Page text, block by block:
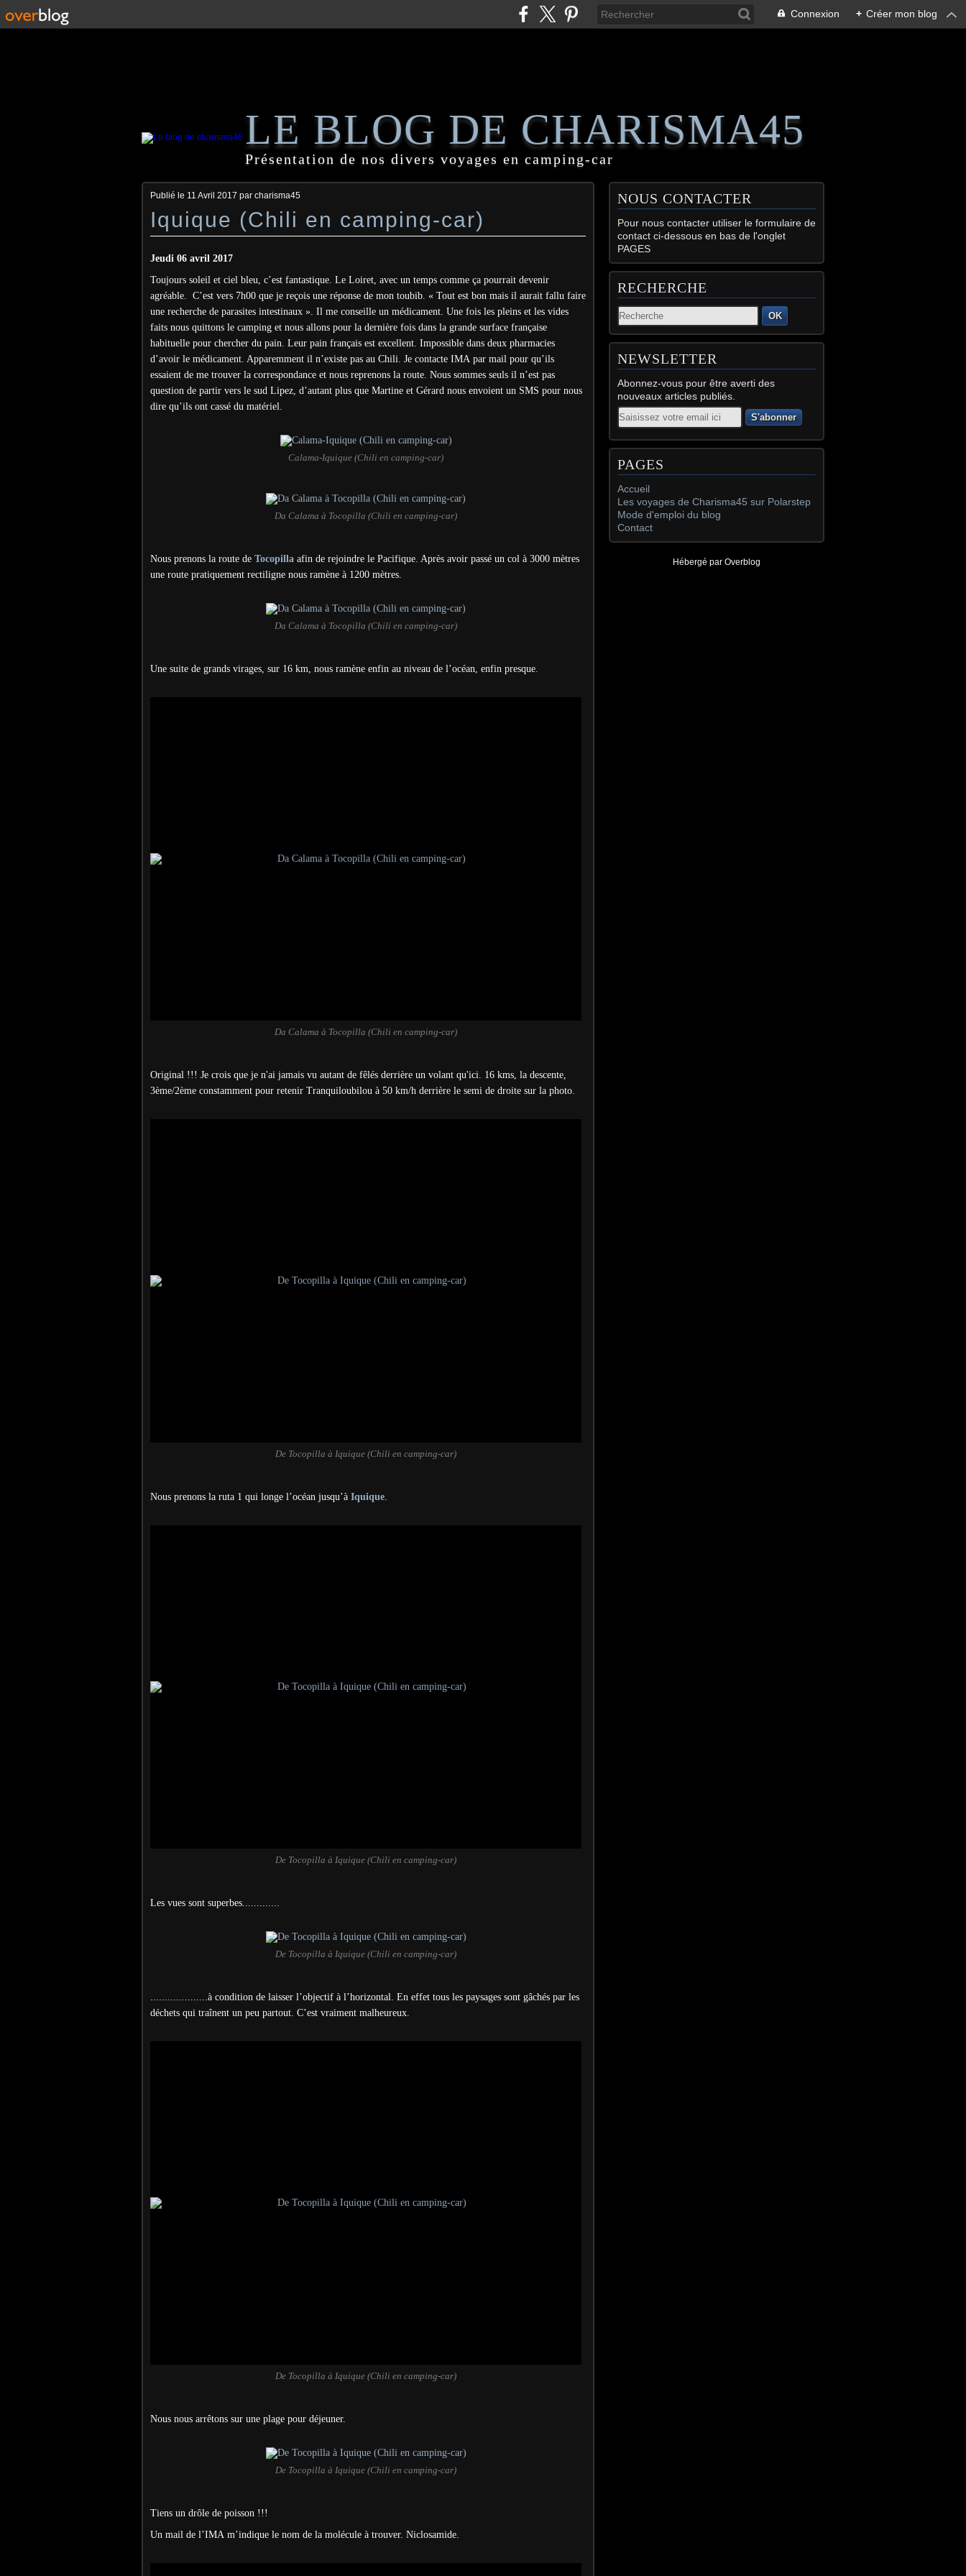
Connexion + Créer mon blog
LE BLOG DE CHARISMA45
Présentation de nos divers voyages en camping-car
Publié le 11 Avril 2017 par charisma45
Iquique (Chili en camping-car)
Jeudi 06 avril 2017
Toujours soleil et ciel bleu, c’est fantastique. Le Loiret, avec un temps comme ça pourrait devenir
agréable. C’est vers 7h00 que je reçois une réponse de mon toubib. « Tout est bon mais il aurait fallu faire
une recherche de parasites intestinaux ». Il me conseille un médicament. Une fois les pleins et les vides
faits nous quittons le camping et nous allons pour la dernière fois dans la grande surface française
habituelle pour chercher du pain. Leur pain français est excellent. Impossible dans deux pharmacies
d’avoir le médicament. Apparemment il n’existe pas au Chili. Je contacte IMA par mail pour qu’ils
essaient de me trouver la correspondance et nous reprenons la route. Nous sommes seuls il n’est pas
question de partir vers le sud Lipez, d’autant plus que Martine et Gérard nous envoient un SMS pour nous
dire qu’ils ont cassé du matériel.
Calama-Iquique (Chili en camping-car)
Da Calama à Tocopilla (Chili en camping-car)
Nous prenons la route de Tocopilla afin de rejoindre le Pacifique. Après avoir passé un col à 3000 mètres
une route pratiquement rectiligne nous ramène à 1200 mètres.
Da Calama à Tocopilla (Chili en camping-car)
Une suite de grands virages, sur 16 km, nous ramène enfin au niveau de l’océan, enfin presque.
Da Calama à Tocopilla (Chili en camping-car)
Original !!! Je crois que je n'ai jamais vu autant de fêlés derrière un volant qu'ici. 16 kms, la descente,
3ème/2ème constamment pour retenir Tranquiloubilou à 50 km/h derrière le semi de droite sur la photo.
De Tocopilla à Iquique (Chili en camping-car)
Nous prenons la ruta 1 qui longe l’océan jusqu’à Iquique.
De Tocopilla à Iquique (Chili en camping-car)
Les vues sont superbes.............
De Tocopilla à Iquique (Chili en camping-car)
....................à condition de laisser l’objectif à l’horizontal. En effet tous les paysages sont gâchés par les
déchets qui traînent un peu partout. C’est vraiment malheureux.
De Tocopilla à Iquique (Chili en camping-car)
Nous nous arrêtons sur une plage pour déjeuner.
De Tocopilla à Iquique (Chili en camping-car)
Tiens un drôle de poisson !!!
Un mail de l’IMA m’indique le nom de la molécule à trouver. Niclosamide.
NOUS CONTACTER
Pour nous contacter utiliser le formulaire de
contact ci-dessous en bas de l'onglet
PAGES
RECHERCHE
OK
NEWSLETTER
Abonnez-vous pour être averti des
nouveaux articles publiés.
Email
PAGES
Accueil
Les voyages de Charisma45 sur Polarstep
Mode d'emploi du blog
Contact
Hébergé par Overblog